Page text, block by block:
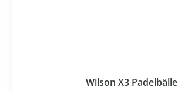
Wilson X3 Padelbälle